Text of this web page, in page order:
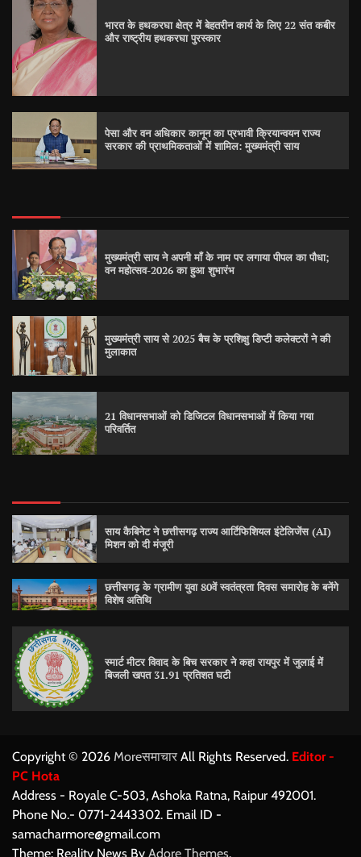
भारत के हथकरघा क्षेत्र में बेहतरीन कार्य के लिए 22 संत कबीर
और राष्ट्रीय हथकरघा पुरस्कार
पेसा और वन अधिकार कानून का प्रभावी क्रियान्वयन राज्य
सरकार की प्राथमिकताओं में शामिल: मुख्यमंत्री साय
मुख्यमंत्री साय ने अपनी माँ के नाम पर लगाया पीपल का पौधा;
वन महोत्सव-2026 का हुआ शुभारंभ
मुख्यमंत्री साय से 2025 बैच के प्रशिक्षु डिप्टी कलेक्टरों ने की
मुलाकात
21 विधानसभाओं को डिजिटल विधानसभाओं में किया गया
परिवर्तित
साय कैबिनेट ने छत्तीसगढ़ राज्य आर्टिफिशियल इंटेलिजेंस (AI)
मिशन को दी मंजूरी
छत्तीसगढ़ के ग्रामीण युवा 80वें स्वतंत्रता दिवस समारोह के बनेंगे
विशेष अतिथि
स्मार्ट मीटर विवाद के बिच सरकार ने कहा रायपुर में जुलाई में
बिजली खपत 31.91 प्रतिशत घटी
Copyright © 2026 Moreसमाचार All Rights Reserved. Editor -
PC Hota
Address - Royale C-503, Ashoka Ratna, Raipur 492001.
Phone No.- 0771-2443302. Email ID -
samacharmore@gmail.com
Theme: Reality News By Adore Themes.